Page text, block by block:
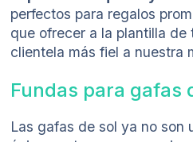
perfectos para regalos
que ofrecer a la plantilla de
clientela más fiel a nuestra
Fundas para gafas
Las gafas de sol ya no son